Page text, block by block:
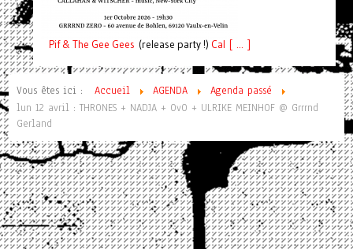
Pif& The Gee Gees (release party !) Cal [ ... ]
Vous êtes ici : Accueil AGENDA
Agenda passé
lun 12 avril : THRONES + NADJA + OvO + ULRIKE MEINHOF @ Grrrnd
Gerland